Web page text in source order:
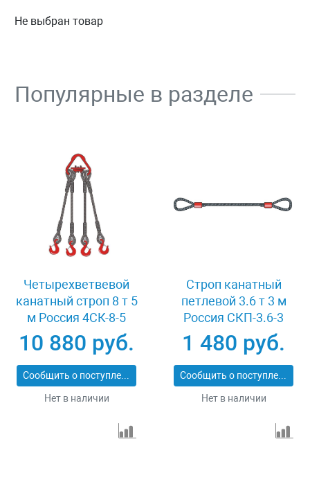
Не выбран товар
Популярные в разделе
Четырехветвевой
канатный строп 8 т 5
м Россия 4СК-8-5
10 880 руб.
Сообщить о поступлении
Нет в наличии
Строп канатный
петлевой 3.6 т 3 м
Россия СКП-3.6-3
1 480 руб.
Сообщить о поступлении
Нет в наличии